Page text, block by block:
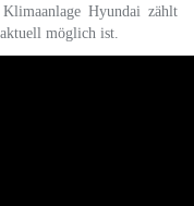
Hyundai zählt
möglich ist.